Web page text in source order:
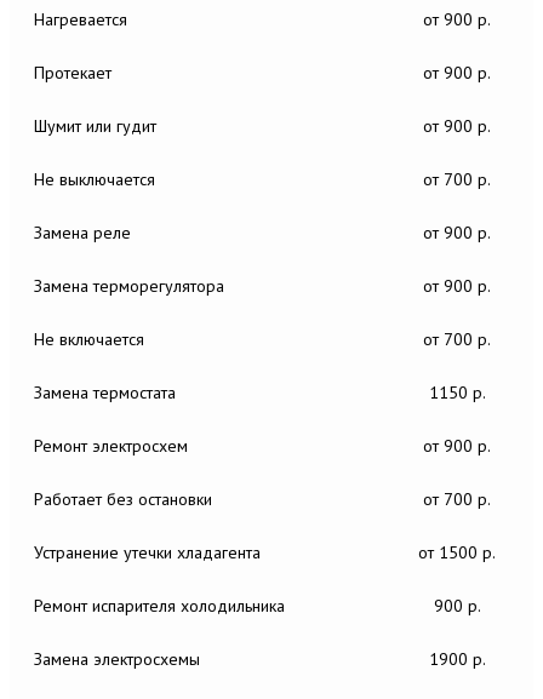
Нагревается от 900 р.
Протекает от 900 р.
Шумит или гудит от 900 р.
Не выключается от 700 р.
Замена реле от 900 р.
Замена терморегулятора от 900 р.
Не включается от 700 р.
Замена термостата 1150 р.
Ремонт электросхем от 900 р.
Работает без остановки от 700 р.
Устранение утечки хладагента от 1500 р.
Ремонт испарителя холодильника 900 р.
Замена электросхемы 1900 р.